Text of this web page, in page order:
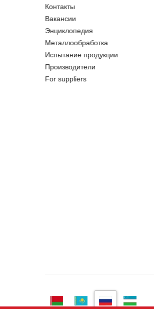
Контакты
Вакансии
Энциклопедия
Металлообработка
Испытание продукции
Производители
For suppliers